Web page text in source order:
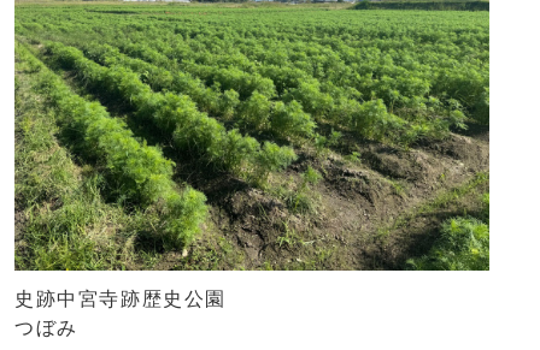
史跡中宮寺跡歴史公園
つぼみ